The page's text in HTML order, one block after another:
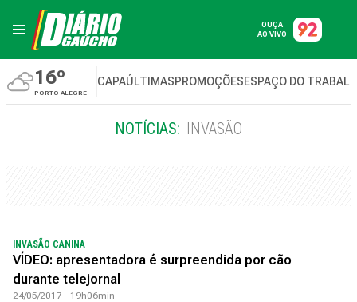
OUÇA
AO VIVO
16º
PORTO ALEGRE
CAPAÚLTIMASPROMOÇÕESESPAÇO DO
NOTÍCIAS: INVASÃO
INVASÃO CANINA
VÍDEO: apresentadora é surpreendida por cão
durante telejornal
24/05/2017 - 19h06min